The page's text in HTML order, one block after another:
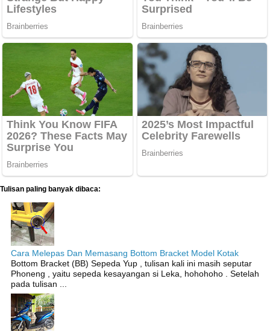
Tulisan paling banyak dibaca:
Cara Melepas Dan Memasang Bottom Bracket Model Kotak
Bottom Bracket (BB) Sepeda Yup , tulisan kali ini masih seputar
Phoneng , yaitu sepeda kesayangan si Leka, hohohoho . Setelah
pada tulisan ...